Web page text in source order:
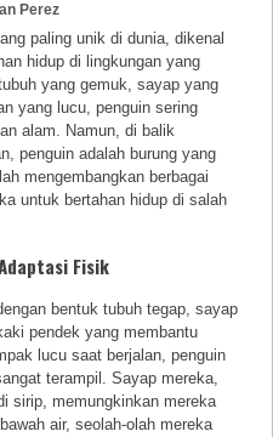
Perez
paling unik di dunia, dikenal
hidup di lingkungan yang
yang gemuk, sayap yang
yang lucu, penguin sering
alam. Namun, di balik
penguin adalah burung yang
mengembangkan berbagai
untuk bertahan hidup di salah
Fisik
bentuk tubuh tegap, sayap
pendek yang membantu
lucu saat berjalan, penguin
terampil. Sayap mereka,
sirip, memungkinkan mereka
air, seolah-olah mereka